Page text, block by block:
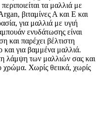
τα μαλλιά με
βιταμίνες Α και Ε και
για μαλλιά με υγιή
ενυδάτωσης είναι
και παρέχει βέλτιστη
για βαμμένα μαλλιά.
λάμψη των μαλλιών σας και
χρώμα. Χωρίς θειικά, χωρίς